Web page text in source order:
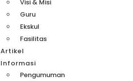
Visi & Misi
Guru
Ekskul
Fasilitas
Artikel
Informasi
Pengumuman